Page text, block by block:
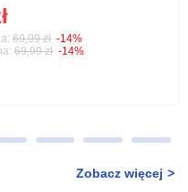
69,99 zł -14%
69,99 zł -14%
Zobacz więcej